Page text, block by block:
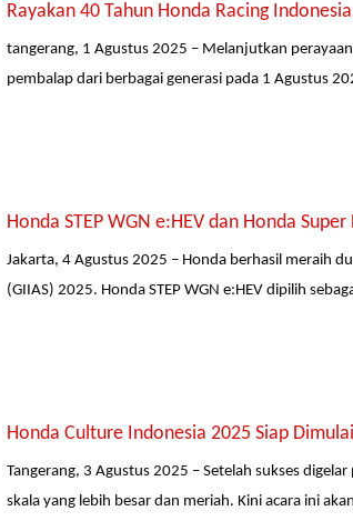
Rayakan 40 Tahun Honda Racing
tangerang, 1 Agustus 2025 – Melanjutkan
pembalap dari berbagai generasi pada 1 Agustus
Honda STEP WGN e:HEV dan Honda
Jakarta, 4 Agustus 2025 – Honda berhasil meraih
(GIIAS) 2025. Honda STEP WGN e:HEV dipilih
Honda Culture Indonesia 2025 Siap
Tangerang, 3 Agustus 2025 – Setelah sukses
skala yang lebih besar dan meriah. Kini acara ini